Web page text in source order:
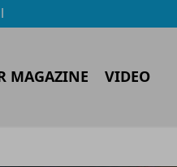
MAGAZINE VIDEO